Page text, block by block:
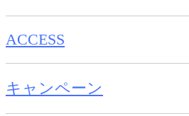
ACCESS
キャンペーン